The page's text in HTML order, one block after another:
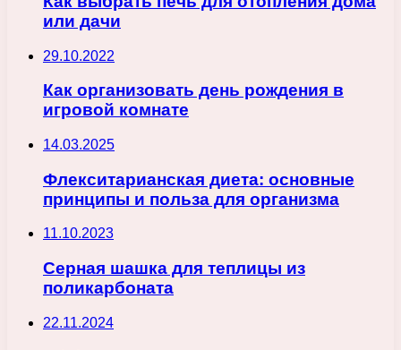
или дачи
29.10.2022
Как организовать день рождения в
игровой комнате
14.03.2025
Флекситарианская диета: основные
принципы и польза для организма
11.10.2023
Серная шашка для теплицы из
поликарбоната
22.11.2024